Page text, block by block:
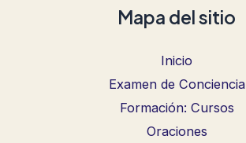
Mapa del sitio
Inicio
Examen de Conciencia
Formación: Cursos
Oraciones